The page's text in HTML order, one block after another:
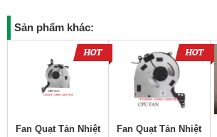
Sản phẩm khác:
Fan Quạt Tản Nhiệt
Fan Quạt Tản Nhiệt